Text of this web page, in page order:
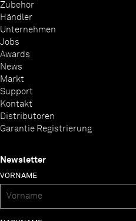
Zubehör
Händler
Unternehmen
Jobs
Awards
News
Markt
Support
Kontakt
Distributoren
Garantie Registrierung
Newsletter
VORNAME